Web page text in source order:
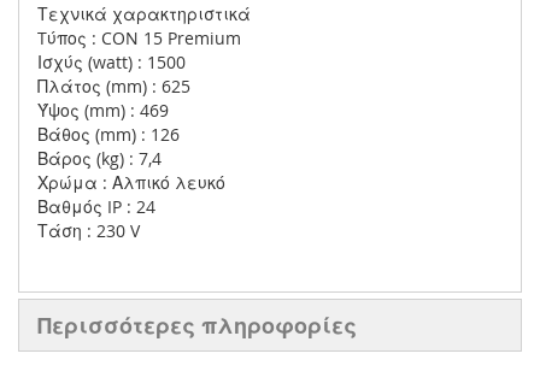
Τεχνικά χαρακτηριστικά
Tύπος : CON 15 Premium
Ισχύς (watt) : 1500
Πλάτος (mm) : 625
Ύψος (mm) : 469
Βάθος (mm) : 126
Βάρος (kg) : 7,4
Χρώμα : Αλπικό λευκό
Βαθμός IP : 24
Τάση : 230 V
Περισσότερες πληροφορίες